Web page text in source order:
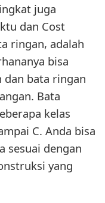
juga
dan Cost
ringan, adalah
bisa
bata ringan
Bata
kelas
C. Anda bisa
sesuai dengan
yang